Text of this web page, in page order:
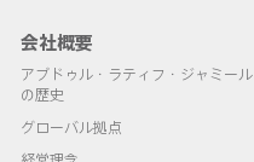
会社概要
アブドゥル・ラティフ・ジャミール
の歴史
グローバル拠点